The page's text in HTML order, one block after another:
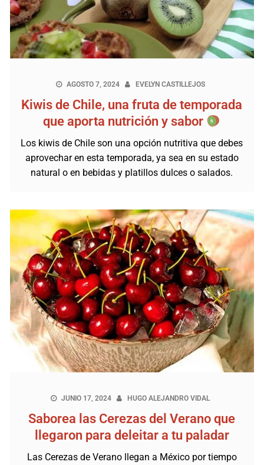
AGOSTO 7, 2024 EVELYN CASTILLEJOS
Kiwis de Chile, una fruta de temporada
que aporta nutrición y sabor
Los kiwis de Chile son una opción nutritiva que debes
aprovechar en esta temporada, ya sea en su estado
natural o en bebidas y platillos dulces o salados.
JUNIO 17, 2024 HUGO ALEJANDRO VIDAL
Saborea las Cerezas del Verano que
llegaron para deleitar a tu paladar
Las Cerezas de Verano llegan a México por tiempo